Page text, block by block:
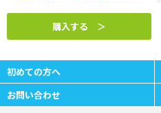
購入する ＞
初めての方へ
お問い合わせ